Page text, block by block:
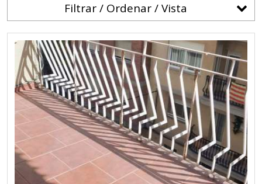
Filtrar / Ordenar / Vista